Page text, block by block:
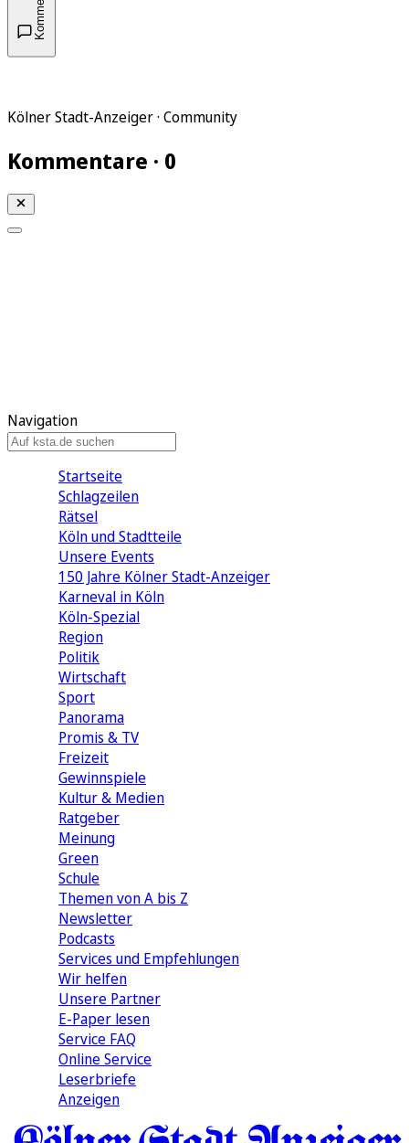
Kölner Stadt-Anzeiger · Community
Kommentare · 0
Navigation
Startseite
Schlagzeilen
Rätsel
Köln und Stadtteile
Unsere Events
150 Jahre Kölner Stadt-Anzeiger
Karneval in Köln
Köln-Spezial
Region
Politik
Wirtschaft
Sport
Panorama
Promis & TV
Freizeit
Gewinnspiele
Kultur & Medien
Ratgeber
Meinung
Green
Schule
Themen von A bis Z
Newsletter
Podcasts
Services und Empfehlungen
Wir helfen
Unsere Partner
E-Paper lesen
Service FAQ
Online Service
Leserbriefe
Anzeigen